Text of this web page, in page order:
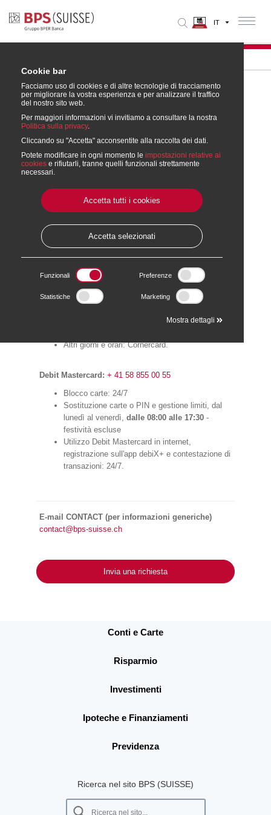
Contattateci e richiedete
assistenza
Siamo una Banca aperta al dialogo e pronta ad
ascoltarvi consigliandovi al meglio su prodotti e servizi
in base alle vostre esigenze.
Call Center
Il nostro Call Center è raggiungibile dal lunedì al
venerdì nella fascia oraria8:00 - 17:30al numero
gratuito00800 800 767 76o a pagamento058 855 00
80(da telefonia mobile estera+ 41 58 855 00 80
Carte di credito:+ 41 58 855 00 58
dalle 08:00 alle 17:30-
Altri giorni e orari: Cornèrcard.
Debit Mastercard: + 41 58 855 00 55
Blocco carte: 24/7
Sostituzione carte o PIN e gestione limiti, dal
lunedì al venerdì, dalle 08:00 alle 17:30 -
festività escluse
Utilizzo Debit Mastercard in internet,
registrazione sull'app debiX+ e contestazione di
transazioni: 24/7.
E-mail CONTACT (per informazioni generiche)
contact@bps-suisse.ch
Invia una richiesta
Conti e Carte
Risparmio
Investimenti
Ipoteche e Finanziamenti
Previdenza
Ricerca nel sito BPS (SUISSE)
Cookie bar
Facciamo uso di cookies e di altre tecnologie di tracciamento
per migliorare la vostra esperienza e per analizzare il traffico
del nostro sito web.
Per maggiori informazioni vi invitiamo a consultare la nostra
Politica sulla privacy.
Cliccando su "Accetta" acconsentite alla raccolta dei dati.
Potete modificare in ogni momento le impostazioni relative ai
cookies e rifiutarli, tranne quelli funzionali strettamente
necessari.
Accetta tutti i cookies
Accetta selezionati
Funzionali Preferenze
Statistiche Marketing
Mostra dettagli